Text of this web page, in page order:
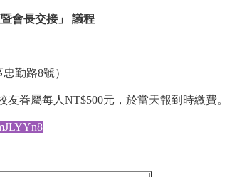
會長交接」 議程
勤路8號）
友眷屬每人NT$500元，於當天報到時繳費。